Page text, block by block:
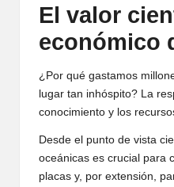
El valor
económico
¿Por qué gastamos
lugar tan inhóspito? La
conocimiento y los
Desde el punto de vista
oceánicas es crucial para
placas y, por extensión,